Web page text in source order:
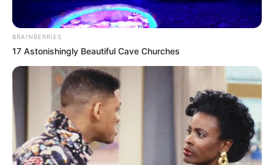
BRAINBERRIES
17 Astonishingly Beautiful Cave Churches